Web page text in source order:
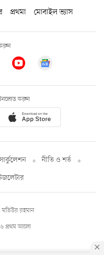
প্রথমা মোবাইল ভ্যাস
করুন
নীতি ও শর্ত
প্রথম আলো
রহমান